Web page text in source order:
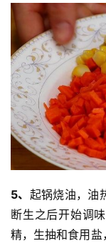
5、 起锅烧油，油
断生之后开始调
精，生抽和食用